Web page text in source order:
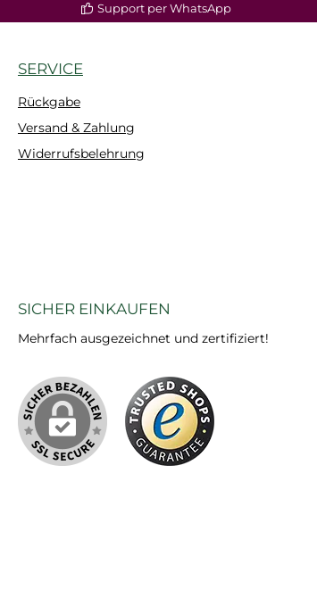
Support per WhatsApp
SERVICE
Rückgabe
Versand & Zahlung
Widerrufsbelehrung
SICHER EINKAUFEN
Mehrfach ausgezeichnet und zertifiziert!